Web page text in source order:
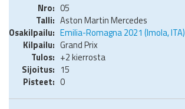
05
Aston Martin Mercedes
Emilia-Romagna 2021 (Imola, ITA)
Grand Prix
+2 kierrosta
15
0